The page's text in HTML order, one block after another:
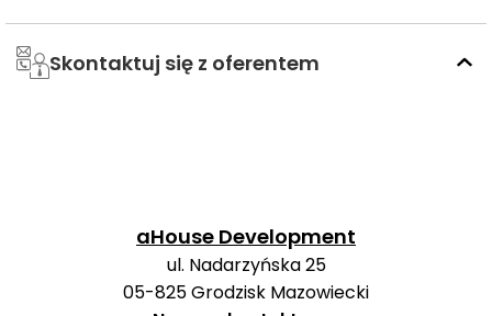
Ważne miejsca w okolicy: edukacja, sport,
zakupy i rozrywka
Nazwa usługi Odległość
Przedszkole nr 6 /
Skontaktuj się z oferentem
aHouse Development
ul. Nadarzyńska 25
05-825Grodzisk Mazowiecki